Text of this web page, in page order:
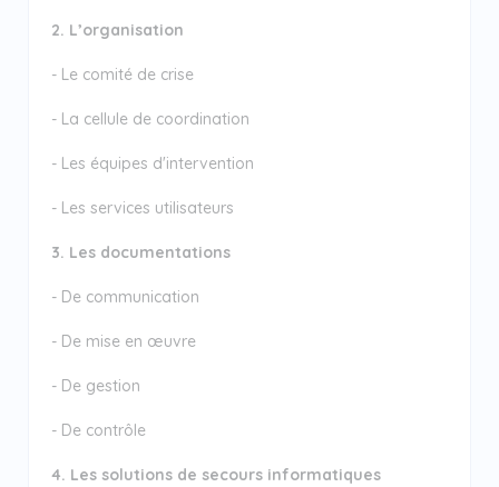
2. L’organisation
- Le comité de crise
- La cellule de coordination
- Les équipes d'intervention
- Les services utilisateurs
3. Les documentations
- De communication
- De mise en œuvre
- De gestion
- De contrôle
4. Les solutions de secours informatiques